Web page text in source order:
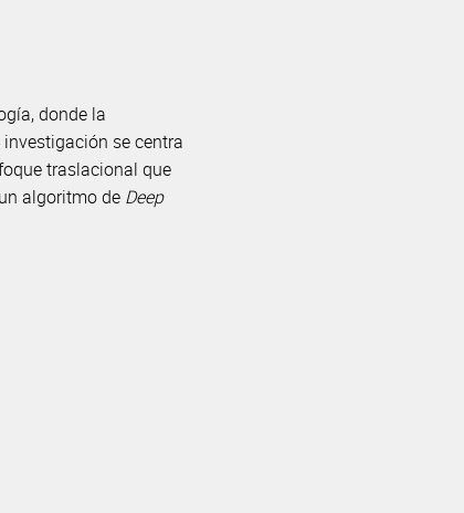
donde la
se centra
traslacional que
algoritmo de Deep